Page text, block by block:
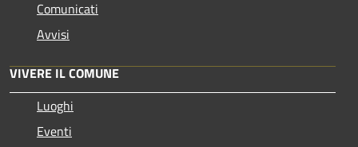
Comunicati
Avvisi
VIVERE IL COMUNE
Luoghi
Eventi